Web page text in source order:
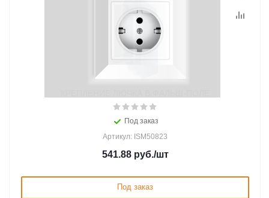
Под заказ
Артикул: ISM50823
541.88руб./шт
Под заказ